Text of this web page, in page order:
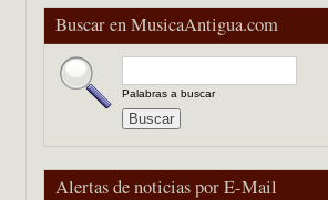
Buscar en MusicaAntigua.com
Palabras a buscar
Alertas de noticias por E-Mail